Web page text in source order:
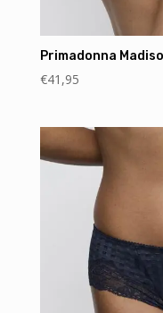
Primadonna
€41,95